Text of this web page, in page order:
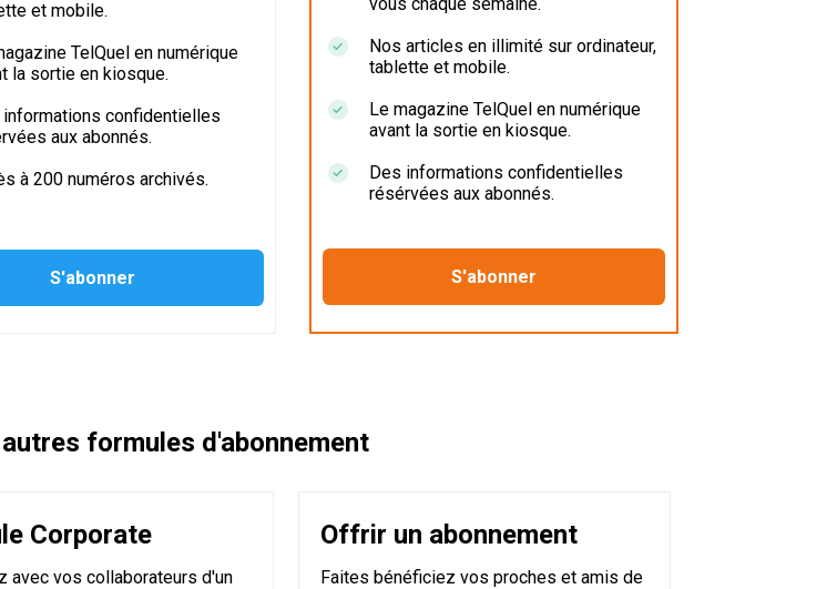
et mobile.
TelQuel en numérique
la sortie en kiosque.
informations confidentielles
aux abonnés.
à 200 numéros archivés.
Nos articles en illimité sur ordinateur,
tablette et mobile.
Le magazine TelQuel en numérique
avant la sortie en kiosque.
Des informations confidentielles
résérvées aux abonnés.
formules d'abonnement
Corporate
avec vos collaborateurs d'un
Offrir un abonnement
Faites bénéficiez vos proches et amis de